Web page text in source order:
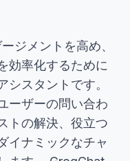
ジメントを高め、
効率化するために
スタントです。
ーザーの問い合わ
トの解決、役立つ
イナミックなチャ